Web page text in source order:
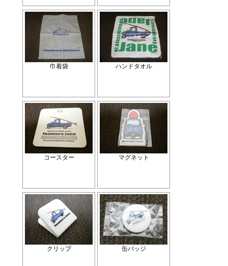
巾着袋 ハンドタオル
コースター マグネット
クリップ 缶バッジ